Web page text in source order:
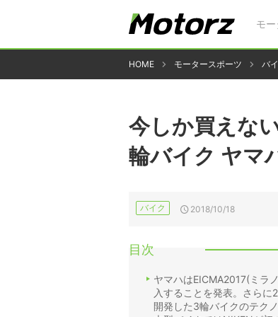
モ
HOME モータースポーツ バ
今しか買えな
輪バイク ヤマ
バイク 2018/10/18
目次
ヤマハはEICMA2017(ミラ
入することを発表。さら
開発した3輪バイクのテク